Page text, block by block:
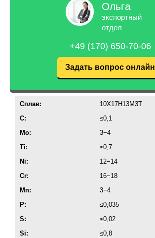
Ольга
экспортный
отдел
+49 (170) 650-70-06
Задать вопрос онлайн
Сплав:
10Х17Н13М3Т
C:
≤0,1
Mo:
3−4
Ti:
≤0,7
Ni:
12−14
Cr:
16−18
Mn:
3−4
P:
≤0,035
S:
≤0,02
Si:
≤0,8